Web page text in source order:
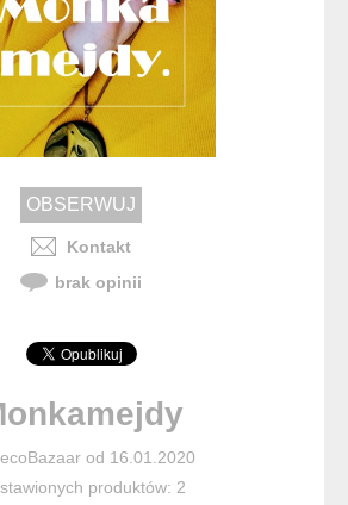
Kontakt
brak opinii
od 16.01.2020
produktów: 2